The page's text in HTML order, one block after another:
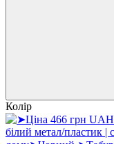
Колір